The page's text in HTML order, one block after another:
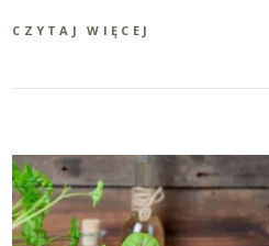
CZYTAJ WIĘCEJ